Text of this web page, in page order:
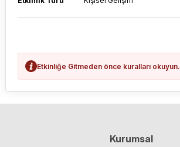
Etkinliğe Gitmeden önce kuralları okuyun.
Kurumsal